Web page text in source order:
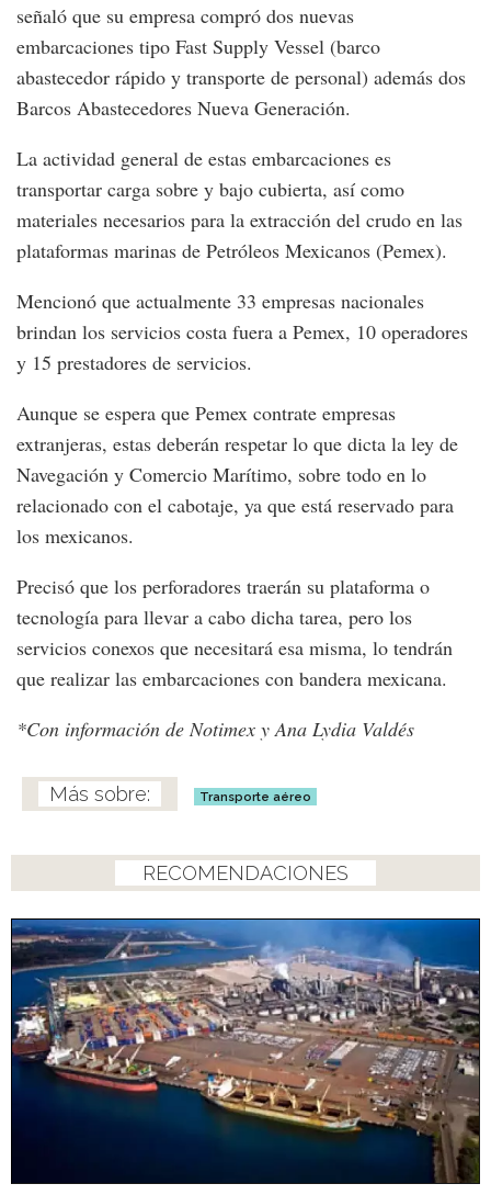
señaló que su empresa compró dos nuevas
embarcaciones tipo Fast Supply Vessel (barco
abastecedor rápido y transporte de personal) además dos
Barcos Abastecedores Nueva Generación.
La actividad general de estas embarcaciones es
transportar carga sobre y bajo cubierta, así como
materiales necesarios para la extracción del crudo en las
plataformas marinas de Petróleos Mexicanos (Pemex).
Mencionó que actualmente 33 empresas nacionales
brindan los servicios costa fuera a Pemex, 10 operadores
y 15 prestadores de servicios.
Aunque se espera que Pemex contrate empresas
extranjeras, estas deberán respetar lo que dicta la ley de
Navegación y Comercio Marítimo, sobre todo en lo
relacionado con el cabotaje, ya que está reservado para
los mexicanos.
Precisó que los perforadores traerán su plataforma o
tecnología para llevar a cabo dicha tarea, pero los
servicios conexos que necesitará esa misma, lo tendrán
que realizar las embarcaciones con bandera mexicana.
*Con información de Notimex y Ana Lydia Valdés
Transporte aéreo
RECOMENDACIONES